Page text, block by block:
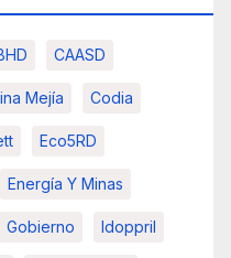
CAASD
Mejía Codia
Eco5RD
Energía Y Minas
Gobierno Idoppril